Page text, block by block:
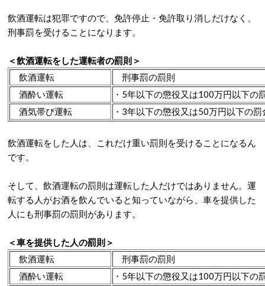
飲酒運転は犯罪ですので、免許停止・免許取り消しだけなく、
刑事罰を受けることになります。
＜飲酒運転をした運転者の罰則＞
飲酒運転
刑事罰の罰則
酒酔い運転
・5年以下の懲役又は100万円以下の
酒気帯び運転
・3年以下の懲役又は50万円以下の罰
飲酒運転をした人は、これだけ重い罰則を受けることになるん
です。
そして、飲酒運転の罰則は運転した人だけではありません。運
転する人がお酒を飲んでいると知っていながら、車を提供した
人にも刑事罰の罰則があります。
＜車を提供した人の罰則＞
飲酒運転
刑事罰の罰則
酒酔い運転
・5年以下の懲役又は100万円以下の